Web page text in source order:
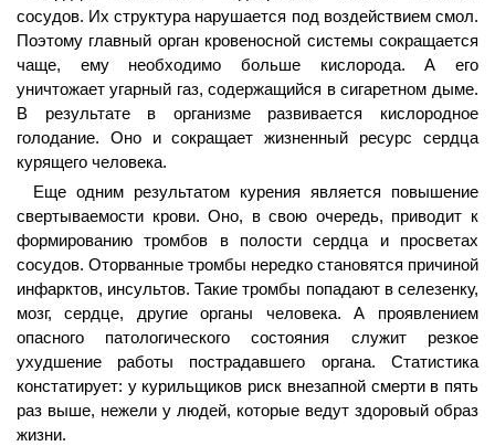
сосудов. Их структура нарушается под воздействием смол.
Поэтому главный орган кровеносной системы сокращается
чаще, ему необходимо больше кислорода. А его
уничтожает угарный газ, содержащийся в сигаретном дыме.
В результате в организме развивается кислородное
голодание. Оно и сокращает жизненный ресурс сердца
курящего человека.
Еще одним результатом курения является повышение
свертываемости крови. Оно, в свою очередь, приводит к
формированию тромбов в полости сердца и просветах
сосудов. Оторванные тромбы нередко становятся причиной
инфарктов, инсультов. Такие тромбы попадают в селезенку,
мозг, сердце, другие органы человека. А проявлением
опасного патологического состояния служит резкое
ухудшение работы пострадавшего органа. Статистика
констатирует: у курильщиков риск внезапной смерти в пять
раз выше, нежели у людей, которые ведут здоровый образ
жизни.